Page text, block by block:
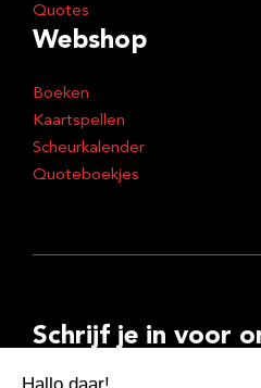
Quotes
Webshop
Boeken
Kaartspellen
Scheurkalender
Quoteboekjes
Schrijf je in voor